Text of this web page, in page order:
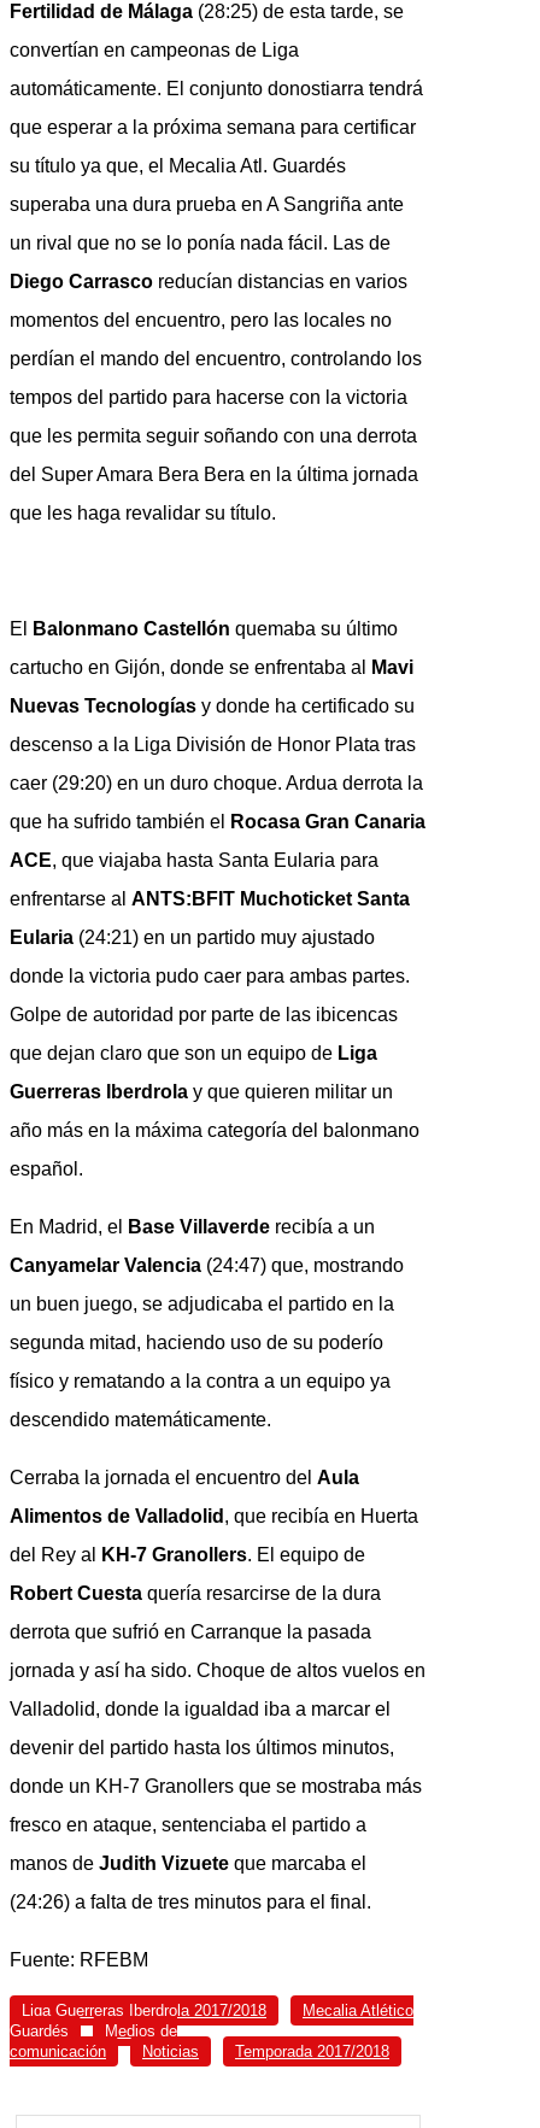
Fertilidad de Málaga (28:25) de esta tarde, se
convertían en campeonas de Liga
automáticamente. El conjunto donostiarra tendrá
que esperar a la próxima semana para certificar
su título ya que, el Mecalia Atl. Guardés
superaba una dura prueba en A Sangriña ante
un rival que no se lo ponía nada fácil. Las de
Diego Carrasco reducían distancias en varios
momentos del encuentro, pero las locales no
perdían el mando del encuentro, controlando los
tempos del partido para hacerse con la victoria
que les permita seguir soñando con una derrota
del Super Amara Bera Bera en la última jornada
que les haga revalidar su título.
El Balonmano Castellón quemaba su último
cartucho en Gijón, donde se enfrentaba al
Mavi
Nuevas Tecnologías y donde ha certificado su
descenso a la Liga División de Honor Plata tras
caer (29:20) en un duro choque. Ardua derrota la
que ha sufrido también el
Rocasa Gran Canaria
ACE, que viajaba hasta Santa Eularia para
enfrentarse al ANTS:BFIT Muchoticket Santa
Eularia (24:21) en un partido muy ajustado
donde la victoria pudo caer para ambas partes.
Golpe de autoridad por parte de las ibicencas
que dejan claro que son un equipo de Liga
Guerreras Iberdrola y que quieren militar un
año más en la máxima categoría del balonmano
español.
En Madrid, el Base Villaverde recibía a un
Canyamelar Valencia (24:47) que, mostrando
un buen juego, se adjudicaba el partido en la
segunda mitad, haciendo uso de su poderío
físico y rematando a la contra a un equipo ya
descendido matemáticamente.
Cerraba la jornada el encuentro del Aula
Alimentos de Valladolid , que recibía en Huerta
del Rey al
KH-7 Granollers. El equipo de
Robert Cuesta quería resarcirse de la dura
derrota que sufrió en Carranque la pasada
jornada y así ha sido. Choque de altos vuelos en
Valladolid, donde la igualdad iba a marcar el
devenir del partido hasta los últimos minutos,
donde un KH-7 Granollers que se mostraba más
fresco en ataque, sentenciaba el partido a
manos de Judith Vizuete que marcaba el
(24:26) a falta de tres minutos para el final.
Fuente: RFEBM
Liga Guerreras Iberdrola 2017/2018
Mecalia Atlético
Guardés
Medios de
comunicación
Noticias Temporada 2017/2018